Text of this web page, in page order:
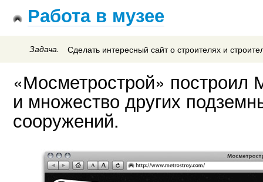
Работа в музее
Задача. Сделать интересный сайт о строителях и
«Мосметрострой» построил
и множество других
сооружений.